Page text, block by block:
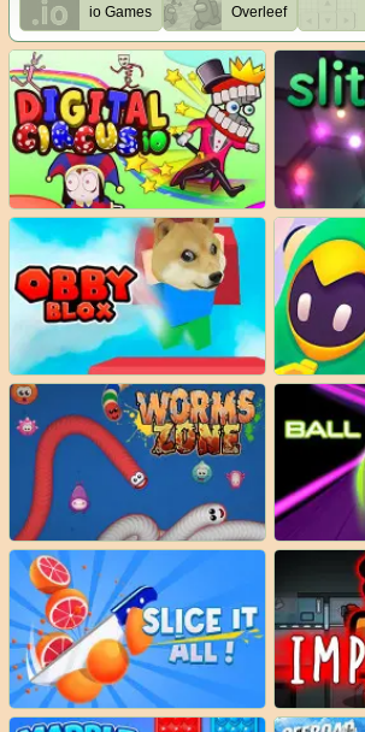
io Games Overleef